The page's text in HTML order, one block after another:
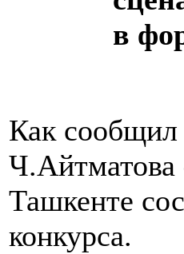
в
Как
Ч.Айтматова
Ташкенте
конкурса.